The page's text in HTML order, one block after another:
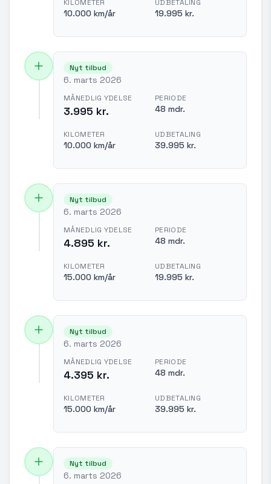
KILOMETER
10.000 km/år
UDBETALING
19.995 kr.
Nyt tilbud
6. marts 2026
MÅNEDLIG YDELSE
3.995 kr.
PERIODE
48 mdr.
KILOMETER
10.000 km/år
UDBETALING
39.995 kr.
Nyt tilbud
6. marts 2026
MÅNEDLIG YDELSE
4.895 kr.
PERIODE
48 mdr.
KILOMETER
15.000 km/år
UDBETALING
19.995 kr.
Nyt tilbud
6. marts 2026
MÅNEDLIG YDELSE
4.395 kr.
PERIODE
48 mdr.
KILOMETER
15.000 km/år
UDBETALING
39.995 kr.
Nyt tilbud
6. marts 2026